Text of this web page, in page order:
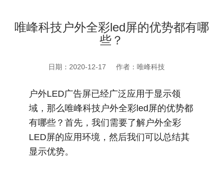
唯峰科技户外全彩led屏的优势都有哪
些？
日期：2020-12-17 作者：唯峰科技
户外LED广告屏已经广泛应用于显示领
域，那么唯峰科技户外全彩led屏的优势都
有哪些？首先，我们需要了解户外全彩
LED屏的应用环境，然后我们可以总结其
显示优势。